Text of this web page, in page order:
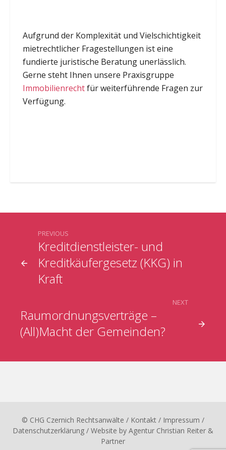
Aufgrund der Komplexität und Vielschichtigkeit
mietrechtlicher Fragestellungen ist eine
fundierte juristische Beratung unerlässlich.
Gerne steht Ihnen unsere Praxisgruppe
Immobilienrechtfür weiterführende Fragen zur
Verfügung.
Kreditdienstleister- und
Kreditkäufergesetz (KKG) in
Kraft
PREVIOUS
Raumordnungsverträge –
(All)Macht der Gemeinden?
NEXT
© CHG Czernich Rechtsanwälte / Kontakt / Impressum /
Datenschutzerklärung / Website by Agentur Christian Reiter &
Partner